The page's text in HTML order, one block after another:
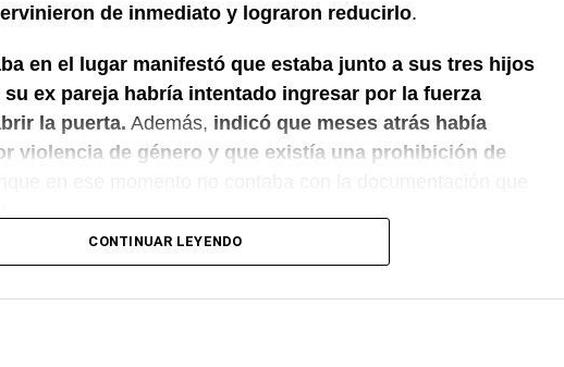
de inmediato y lograron reducirlo.
en el lugar manifestó que estaba junto a sus tres hijos
ex pareja habría intentado ingresar por la fuerza
la puerta. Además, indicó que meses atrás había
violencia de género y que existía una prohibición de
el personal policial dio intervención al Gabinete de
CONTINUAR LEYENDO